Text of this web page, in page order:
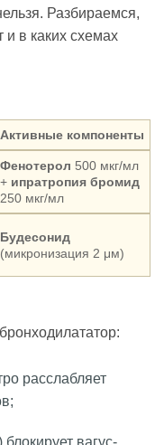
Разбираемся,
и в каких схемах
Активные компоненты
Фенотерол 500 мкг/мл
+ ипратропия бромид
250 мкг/мл
Будесонид
(микронизация 2 μм)
расслабляет
вагус-